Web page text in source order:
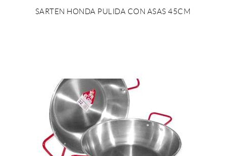
SARTEN HONDA PULIDA CON ASAS 45CM